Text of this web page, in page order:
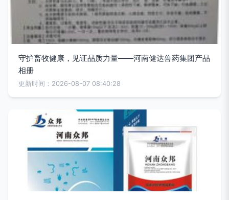
守护畜牧健康，见证品质力量——河南健达兽药集团产品
相册
更新时间：2026-08-07 08:40:28